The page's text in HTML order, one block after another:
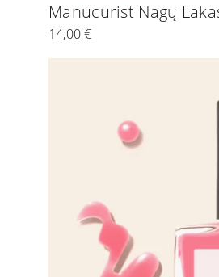
Manucurist Nagų
14,00€